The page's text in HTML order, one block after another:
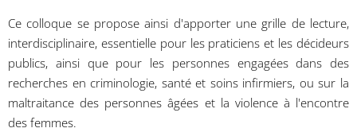
Ce colloque se propose ainsi d'apporter une grille de lecture,
interdisciplinaire, essentielle pour les praticiens et les décideurs
publics, ainsi que pour les personnes engagées dans des
recherches en criminologie, santé et soins infirmiers, ou sur la
maltraitance des personnes âgées et la violence à l'encontre
des femmes.